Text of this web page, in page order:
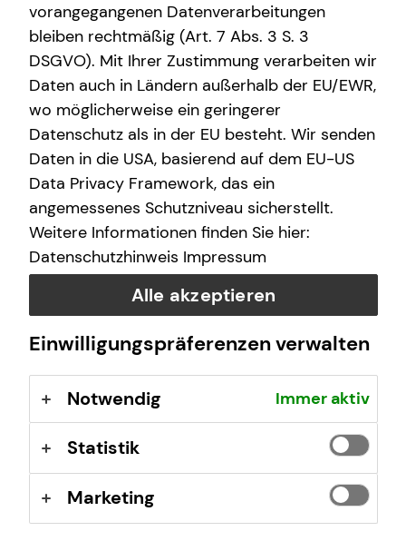
Der Sinn meiner Dienstleistung ist es, eine
individuelle Vorteilsberatung zu liefern. Gemeinsam
definieren wir den Start- und Zielpunkt und
Mehrwerten für dich gepflastert ist. Nur dann habe
ich meinen Zweck erfüllt und wir sollten
zusammenarbeiten.
Hast du Haustiere?
Jawoll, einen Retro-Mops namens Spence
Welches ist dein bevorzugtes Urlaubsland?
Bella Italia, einfach immer wieder traumhaft!
Marvin Kelle
Hohenzollernring 51
50672 Köln
Kontaktübersicht
Impressum
Datenschutz
Beschwerdedialog
Offenlegung von Nachhaltigkeitsthemen
vorangegangenen Datenverarbeitungen
bleiben rechtmäßig (Art. 7 Abs. 3 S. 3
DSGVO). Mit Ihrer Zustimmung verarbeiten wir
Daten auch in Ländern außerhalb der EU/EWR,
wo möglicherweise ein geringerer
Datenschutz als in der EU besteht. Wir senden
Daten in die USA, basierend auf dem EU-US
Data Privacy Framework, das ein
angemessenes Schutzniveau sicherstellt.
Weitere Informationen finden Sie hier:
Datenschutzhinweis Impressum
Alle akzeptieren
Einwilligungspräferenzen verwalten
Notwendig Immer aktiv
Statistik
Marketing